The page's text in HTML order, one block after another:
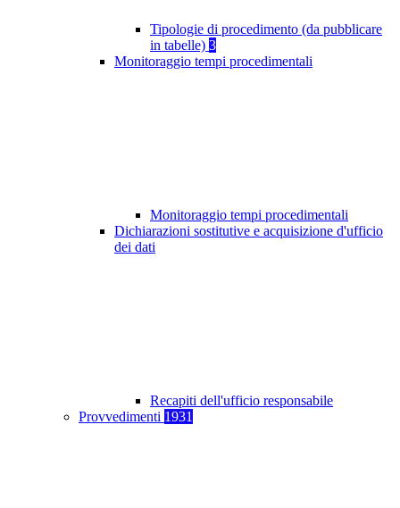
Tipologie di procedimento (da pubblicare
in tabelle) 3
Monitoraggio tempi procedimentali
Monitoraggio tempi procedimentali
Dichiarazioni sostitutive e acquisizione d'ufficio
dei dati
Recapiti dell'ufficio responsabile
Provvedimenti 1931